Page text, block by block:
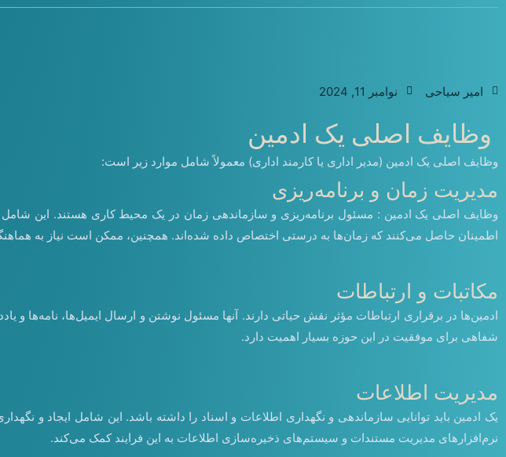
امیر سیاحی نوامبر 11, 2024
وظایف اصلی یک ادمین
وظایف اصلی یک ادمین (مدیر اداری یا کارمند اداری) معمولاً شامل موارد زیر است:
مدیریت زمان و برنامه‌ریزی
وظایف اصلی یک ادمین : مسئول برنامه‌ریزی و سازماندهی زمان در یک محیط کاری هستند. این شامل
اطمینان حاصل می‌کنند که زمان‌ها به درستی اختصاص داده شده‌اند. همچنین، ممکن است نیاز به
مکاتبات و ارتباطات
ادمین‌ها در برقراری ارتباطات مؤثر نقش حیاتی دارند. آنها مسئول نوشتن و ارسال ایمیل‌ها، نامه‌ها
شفاهی برای موفقیت در این حوزه بسیار اهمیت دارد.
مدیریت اطلاعات
یک ادمین باید توانایی سازماندهی و نگهداری اطلاعات و اسناد را داشته باشد. این شامل ایجاد و
نرم‌افزارهای مدیریت مستندات و سیستم‌های ذخیره‌سازی اطلاعات به این فرایند کمک می‌کند.